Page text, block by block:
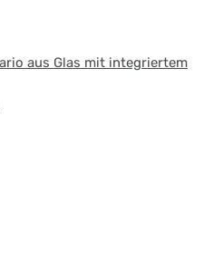
aus Glas mit integriertem